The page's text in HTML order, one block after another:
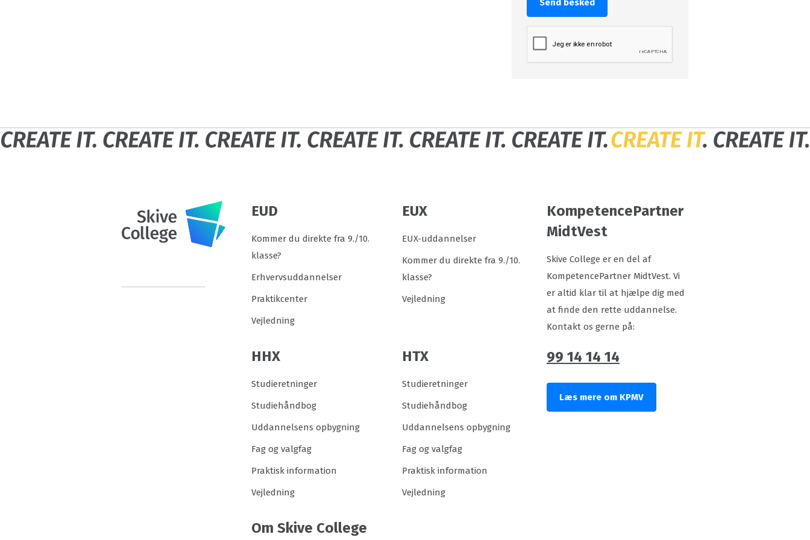
Send besked
EUD
Kommer du direkte fra 9./10.
klasse?
Erhvervsuddannelser
Praktikcenter
Vejledning
EUX
EUX-uddannelser
Kommer du direkte fra 9./10.
klasse?
Vejledning
HHX
Studieretninger
Studiehåndbog
Uddannelsens opbygning
Fag og valgfag
Praktisk information
Vejledning
HTX
Studieretninger
Studiehåndbog
Uddannelsens opbygning
Fag og valgfag
Praktisk information
Vejledning
Om Skive College
KompetencePartner
MidtVest
Skive College er en del af
KompetencePartner MidtVest. Vi
er altid klar til at hjælpe dig med
at finde den rette uddannelse.
Kontakt os gerne på:
99 14 14 14
Læs mere om KPMV